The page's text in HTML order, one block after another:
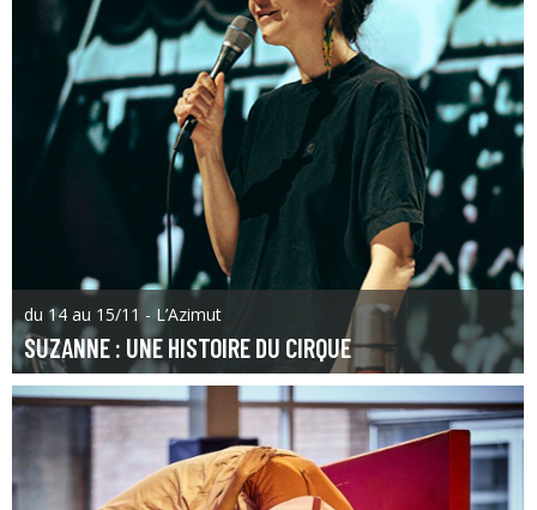
du 14 au 15/11 - L’Azimut
SUZANNE : UNE HISTOIRE DU CIRQUE